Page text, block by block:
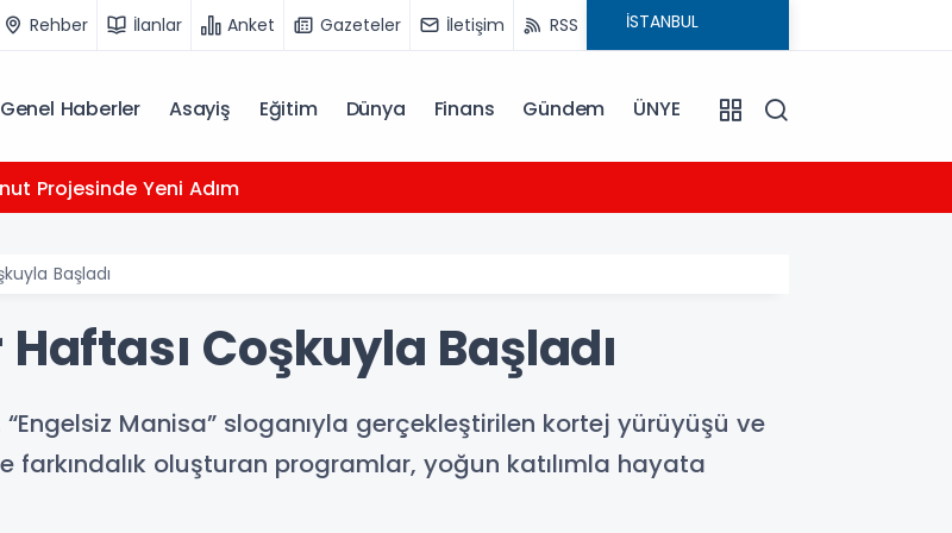
Rehber İlanlar Anket Gazeteler İletişim RSS
Genel Haberler Asayiş Eğitim Dünya Finans Gündem ÜNYE
Projesinde Yeni Adım
Başladı
Coşkuyla Başladı
“Engelsiz Manisa” sloganıyla gerçekleştirilen kortej yürüyüşü ve
farkındalık oluşturan programlar, yoğun katılımla hayata